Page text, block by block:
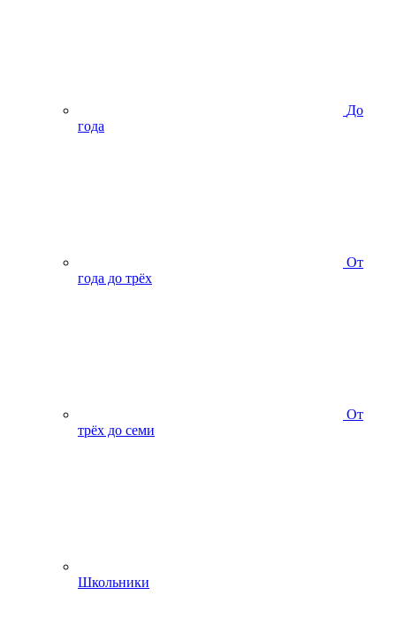
До
года
От
года до трёх
От
трёх до семи
Школьники